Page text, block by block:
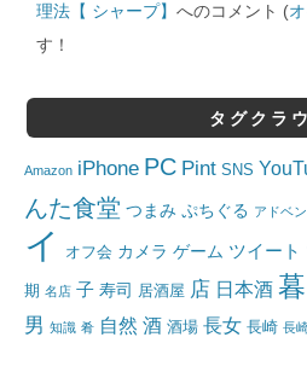
理法【 シャープ】 へのコメント (
す！
タグクラ
Amazon iPhone PC Pint SNS
んた食堂 つまみ ぷちぐる アドベ
イ
オフ会 カメラ ゲーム ツイート
期 名店 子 寿司 居酒屋 店 日本酒
男 知識 肴 自然 酒 酒場 長女 長崎 長